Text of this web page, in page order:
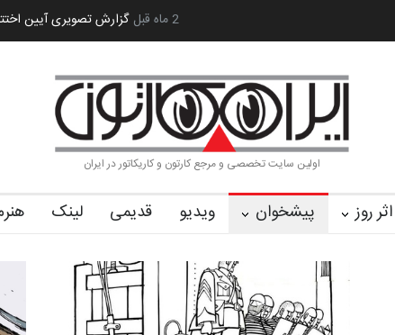
به یاد رویداد کارگاهی کارتون و پوستر «ایران سربلند»…
2 ماه قبل
اولین سایت تخصصی و مرجع کارتون و کاریکاتور در ایران
اثر روز پیشخوان ویدیو قدیمی لینک